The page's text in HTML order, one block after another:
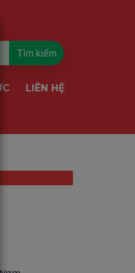
Tìm kiếm
LIÊN HỆ